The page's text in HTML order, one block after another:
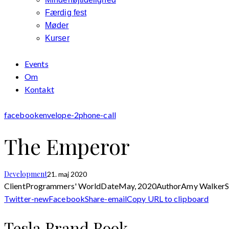
Færdig fest
Møder
Kurser
Events
Om
Kontakt
facebookenvelope-2phone-call
The Emperor
Development21. maj 2020
ClientProgrammers' WorldDateMay, 2020AuthorAmy Walker
Twitter-newFacebookShare-emailCopy URL to clipboard